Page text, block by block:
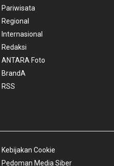
Pariwisata
Regional
Internasional
Redaksi
ANTARA Foto
BrandA
RSS
Kebijakan Cookie
Pedoman Media Siber